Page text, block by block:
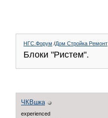
НГС.Форум /Дом Стройка Ремонт
Блоки "Ристем".
ЧКВшка
experienced